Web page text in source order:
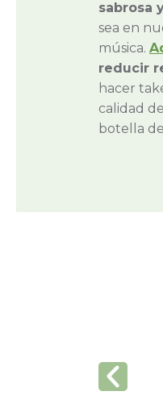
sabrosa
sea en
música.
reducir
hacer
calidad
botella